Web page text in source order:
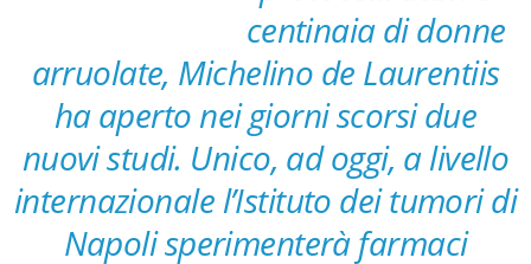
centinaia di donne
arruolate, Michelino de Laurentiis
ha aperto nei giorni scorsi due
nuovi studi. Unico, ad oggi, a livello
internazionale l’Istituto dei tumori di
Napoli sperimenterà farmaci